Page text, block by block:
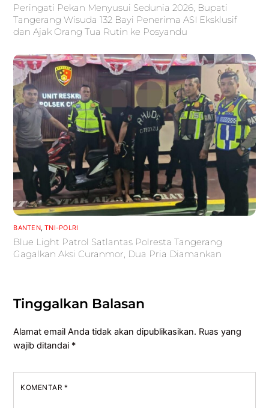
Peringati Pekan Menyusui Sedunia 2026, Bupati
Tangerang Wisuda 132 Bayi Penerima ASI Eksklusif
dan Ajak Orang Tua Rutin ke Posyandu
BANTEN,TNI-POLRI
Blue Light Patrol Satlantas Polresta Tangerang
Gagalkan Aksi Curanmor, Dua Pria Diamankan
Tinggalkan Balasan
Alamat email Anda tidak akan dipublikasikan. Ruas yang
wajib ditandai *
KOMENTAR *